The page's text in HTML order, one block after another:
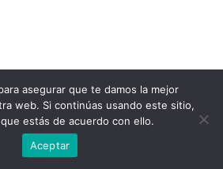
asegurar que te damos la mejor
web. Si continúas usando este sitio,
estás de acuerdo con ello.
Aceptar